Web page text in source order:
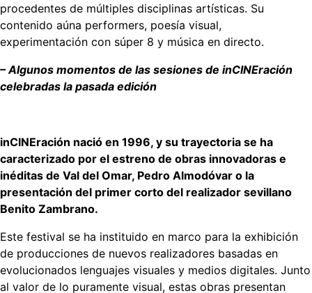
procedentes de múltiples disciplinas artísticas. Su
contenido aúna performers, poesía visual,
experimentación con súper 8 y música en directo.
– Algunos momentos de las sesiones de inCINEración
celebradas la pasada edición
inCINEración nació en 1996, y su trayectoria se ha
caracterizado por el estreno de obras innovadoras e
inéditas de Val del Omar, Pedro Almodóvar o la
presentación del primer corto del realizador sevillano
Benito Zambrano.
Este festival se ha instituido en marco para la exhibición
de producciones de nuevos realizadores basadas en
evolucionados lenguajes visuales y medios digitales. Junto
al valor de lo puramente visual, estas obras presentan